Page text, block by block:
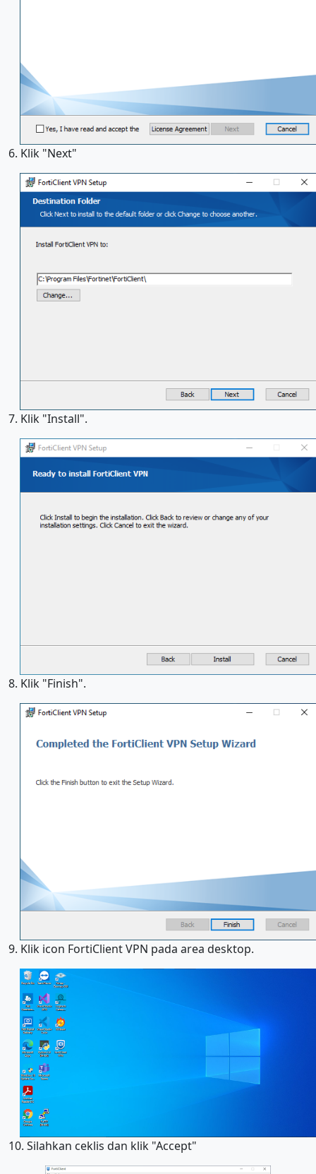
6. Klik "Next"
7. Klik "Install".
8. Klik "Finish".
9. Klik icon FortiClient VPN pada area desktop.
10. Silahkan ceklis dan klik "Accept"